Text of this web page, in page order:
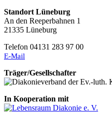
Standort Lüneburg
An den Reeperbahnen 1
21335 Lüneburg
Telefon 04131 283 97 00
E-Mail
Träger/Gesellschafter
In Kooperation mit